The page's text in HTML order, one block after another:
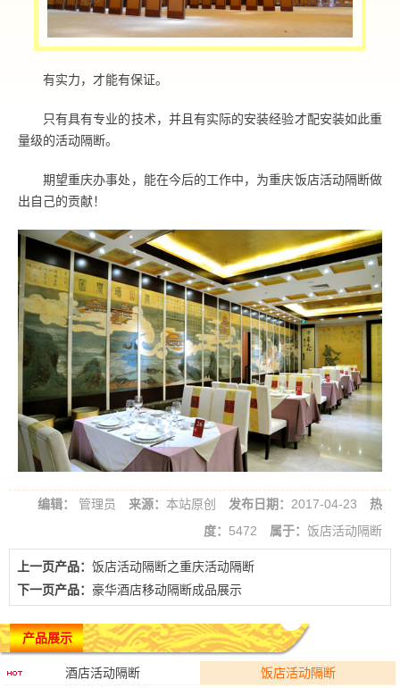
有实力，才能有保证。
只有具有专业的技术，并且有实际的安装经验才配安装如此重
量级的活动隔断。
期望重庆办事处，能在今后的工作中，为重庆饭店活动隔断做
出自己的贡献！
编辑： 管理员 来源： 本站原创 发布日期： 2017-04-23 热
度： 5472 属于： 饭店活动隔断
上一页产品： 饭店活动隔断之重庆活动隔断
下一页产品： 豪华酒店移动隔断成品展示
产品展示
酒店活动隔断
饭店活动隔断